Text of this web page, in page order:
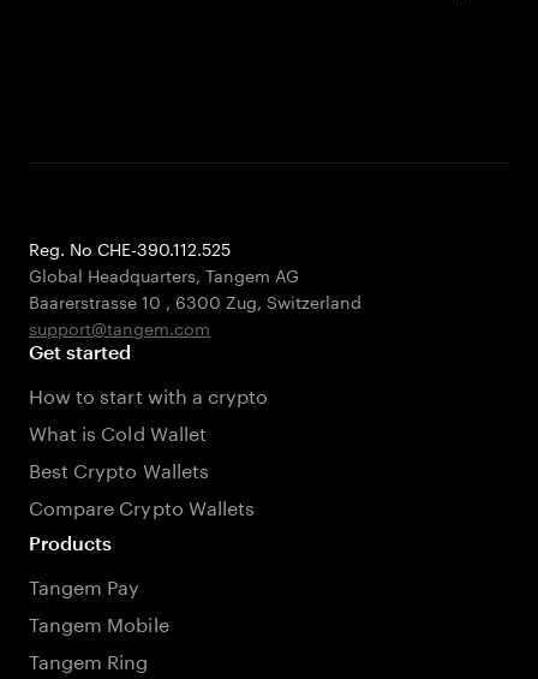
Reg. No CHE-390.112.525
Global Headquarters, Tangem AG
Baarerstrasse 10 , 6300 Zug, Switzerland
support@tangem.com
Get started
How to start with a crypto
What is Cold Wallet
Best Crypto Wallets
Compare Crypto Wallets
Products
Tangem Pay
Tangem Mobile
Tangem Ring